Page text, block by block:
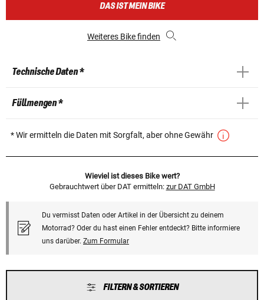
DAS IST MEIN BIKE
Weiteres Bike finden
Technische Daten *
Füllmengen *
* Wir ermitteln die Daten mit Sorgfalt, aber ohne Gewähr
Wieviel ist dieses Bike wert?
Gebrauchtwert über DAT ermitteln: zur DAT GmbH
Du vermisst Daten oder Artikel in der Übersicht zu deinem
Motorrad? Oder du hast einen Fehler entdeckt? Bitte informiere
uns darüber. Zum Formular
FILTERN & SORTIEREN